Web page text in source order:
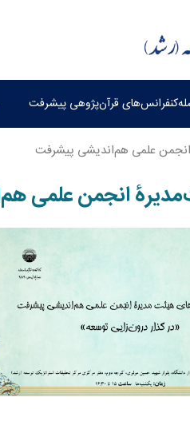
قرآن‌پژوهی پیشرفت
علمی هم‌اندیشی پیشرفت
انجمن علمی